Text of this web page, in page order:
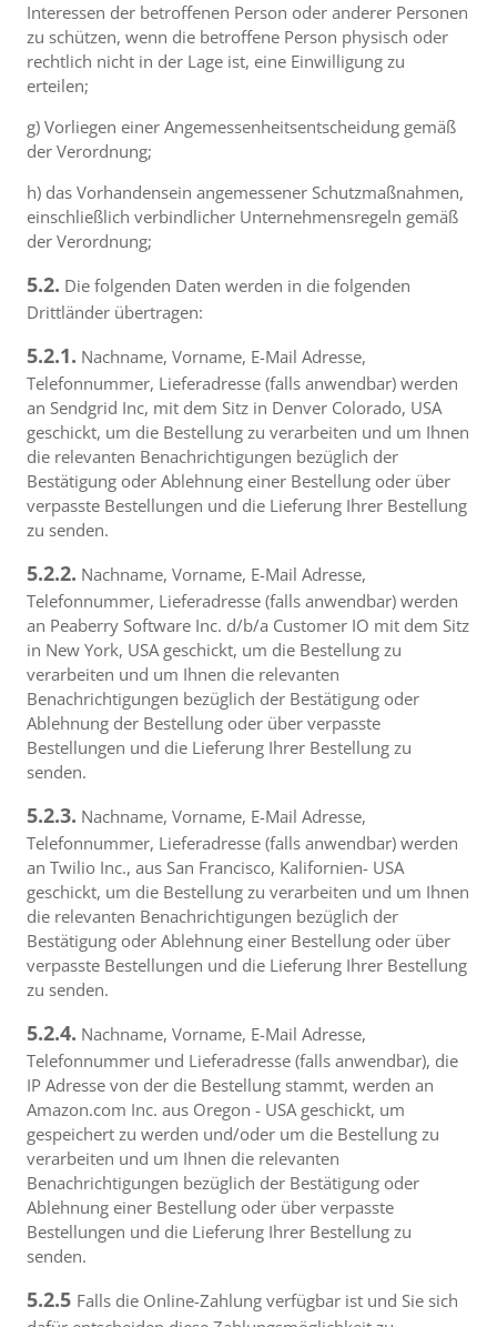
Interessen der betroffenen Person oder anderer Personen
zu schützen, wenn die betroffene Person physisch oder
rechtlich nicht in der Lage ist, eine Einwilligung zu
erteilen;
g) Vorliegen einer Angemessenheitsentscheidung gemäß
der Verordnung;
h) das Vorhandensein angemessener Schutzmaßnahmen,
einschließlich verbindlicher Unternehmensregeln gemäß
der Verordnung;
5.2. Die folgenden Daten werden in die folgenden
Drittländer übertragen:
5.2.1. Nachname, Vorname, E-Mail Adresse,
Telefonnummer, Lieferadresse (falls anwendbar) werden
an Sendgrid Inc, mit dem Sitz in Denver Colorado, USA
geschickt, um die Bestellung zu verarbeiten und um Ihnen
die relevanten Benachrichtigungen bezüglich der
Bestätigung oder Ablehnung einer Bestellung oder über
verpasste Bestellungen und die Lieferung Ihrer Bestellung
zu senden.
5.2.2. Nachname, Vorname, E-Mail Adresse,
Telefonnummer, Lieferadresse (falls anwendbar) werden
an Peaberry Software Inc. d/b/a Customer IO mit dem Sitz
in New York, USA geschickt, um die Bestellung zu
verarbeiten und um Ihnen die relevanten
Benachrichtigungen bezüglich der Bestätigung oder
Ablehnung der Bestellung oder über verpasste
Bestellungen und die Lieferung Ihrer Bestellung zu
senden.
5.2.3. Nachname, Vorname, E-Mail Adresse,
Telefonnummer, Lieferadresse (falls anwendbar) werden
an Twilio Inc., aus San Francisco, Kalifornien- USA
geschickt, um die Bestellung zu verarbeiten und um Ihnen
die relevanten Benachrichtigungen bezüglich der
Bestätigung oder Ablehnung einer Bestellung oder über
verpasste Bestellungen und die Lieferung Ihrer Bestellung
zu senden.
5.2.4. Nachname, Vorname, E-Mail Adresse,
Telefonnummer und Lieferadresse (falls anwendbar), die
IP Adresse von der die Bestellung stammt, werden an
Amazon.com Inc. aus Oregon - USA geschickt, um
gespeichert zu werden und/oder um die Bestellung zu
verarbeiten und um Ihnen die relevanten
Benachrichtigungen bezüglich der Bestätigung oder
Ablehnung einer Bestellung oder über verpasste
Bestellungen und die Lieferung Ihrer Bestellung zu
senden.
5.2.5 Falls die Online-Zahlung verfügbar ist und Sie sich